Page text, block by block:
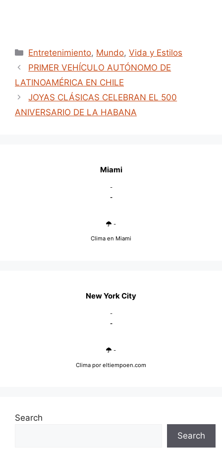
Categories
Entretenimiento, Mundo,Vida y Estilos
PRIMER VEHÍCULO AUTÓNOMO DE
LATINOAMÉRICA EN CHILE
JOYAS CLÁSICAS CELEBRAN EL 500
ANIVERSARIO DE LA HABANA
Miami
-
-
-
Clima en Miami
New York City
-
-
-
Clima por eltiempoen.com
Search
Search